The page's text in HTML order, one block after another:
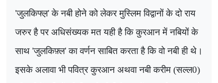
'जुलकिफ्ल़'के नबी होने को लेकर मुस्लिम विद्वानों के दो राय
जरुर है पर अधिसंख्यक मत यही है कि कुरआन में नबियों के
साथ 'जुलकिफ़्ल'का वर्णन साबित करता है कि वो नबी ही थे।
इसके अलावा भी पवित्र कुरआन अथवा नबी करीम (सल्ल0)